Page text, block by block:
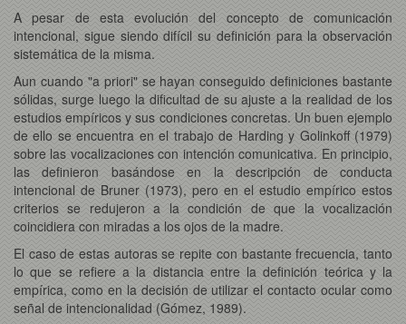
A pesar de esta evolución del concepto de comunicación
intencional, sigue siendo difícil su definición para la observación
sistemática de la misma.
Aun cuando "a priori" se hayan conseguido definiciones bastante
sólidas, surge luego la dificultad de su ajuste a la realidad de los
estudios empíricos y sus condiciones concretas. Un buen ejemplo
de ello se encuentra en el trabajo de Harding y Golinkoff (1979)
sobre las vocalizaciones con intención comunicativa. En principio,
las definieron basándose en la descripción de conducta
intencional de Bruner (1973), pero en el estudio empírico estos
criterios se redujeron a la condición de que la vocalización
coincidiera con miradas a los ojos de la madre.
El caso de estas autoras se repite con bastante frecuencia, tanto
lo que se refiere a la distancia entre la definición teórica y la
empírica, como en la decisión de utilizar el contacto ocular como
señal de intencionalidad (Gómez, 1989).